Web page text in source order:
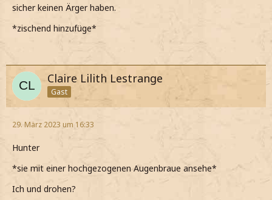
sicher keinen Ärger haben.
*zischend hinzufüge*
Claire Lilith Lestrange
Gast
29. März 2023 um 16:33
Hunter
*sie mit einer hochgezogenen Augenbraue ansehe*
Ich und drohen?